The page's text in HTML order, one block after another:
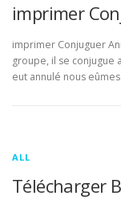
imprimer
imprimer Conjuguer
groupe, il se conjugue
eut annulé nous
ALL
Télécharger